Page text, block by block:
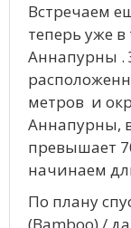
Встречаем
теперь уже
Аннапурны .
метров и
Аннапурны,
превышает
начинаем
По плану